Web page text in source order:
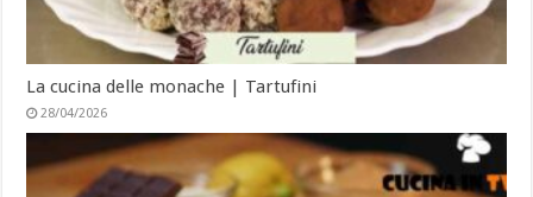
La cucina delle monache | Tartufini
28/04/2026